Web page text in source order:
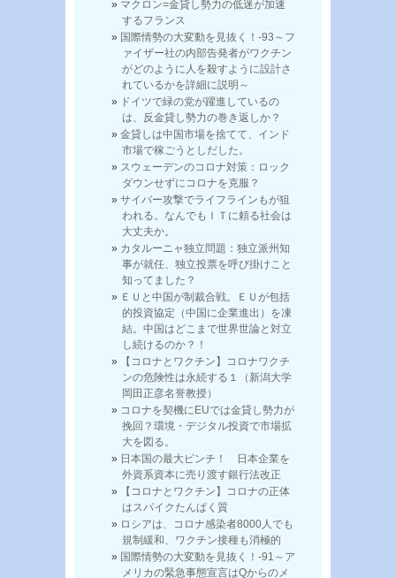
マクロン=金貸し勢力の低迷が加速
するフランス
国際情勢の大変動を見抜く！-93～フ
ァイザー社の内部告発者がワクチン
がどのように人を殺すように設計さ
れているかを詳細に説明～
ドイツで緑の党が躍進しているの
は、反金貸し勢力の巻き返しか？
金貸しは中国市場を捨てて、インド
市場で稼ごうとしだした。
スウェーデンのコロナ対策：ロック
ダウンせずにコロナを克服？
サイバー攻撃でライフラインもが狙
われる。なんでもＩＴに頼る社会は
大丈夫か。
カタルーニャ独立問題：独立派州知
事が就任、独立投票を呼び掛けこと
知ってました？
ＥＵと中国が制裁合戦。ＥＵが包括
的投資協定（中国に企業進出）を凍
結。中国はどこまで世界世論と対立
し続けるのか？！
【コロナとワクチン】コロナワクチ
ンの危険性は永続する１（新潟大学
岡田正彦名誉教授）
コロナを契機にEUでは金貸し勢力が
挽回？環境・デジタル投資で市場拡
大を図る。
日本国の最大ピンチ！ 日本企業を
外資系資本に売り渡す銀行法改正
【コロナとワクチン】コロナの正体
はスパイクたんぱく質
ロシアは、コロナ感染者8000人でも
規制緩和、ワクチン接種も消極的
国際情勢の大変動を見抜く！-91～ア
メリカの緊急事態宣言はQからのメ